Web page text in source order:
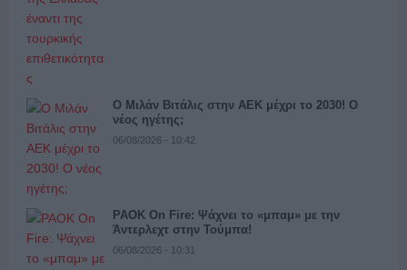
Ο Μιλάν Βιτάλις στην ΑΕΚ μέχρι το 2030! Ο
νέος ηγέτης;
06/08/2026 - 10:42
PAOK On Fire: Ψάχνει το «μπαμ» με την
Άντερλεχτ στην Τούμπα!
06/08/2026 - 10:31